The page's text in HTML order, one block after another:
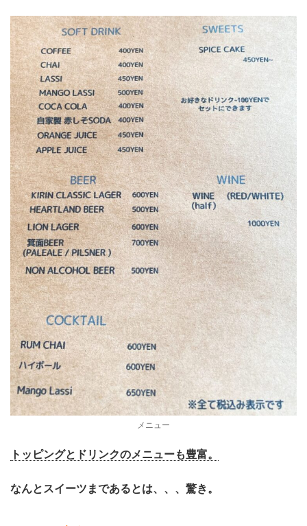
メニュー
トッピングとドリンクのメニューも豊富。
なんとスイーツまであるとは、、、驚き。